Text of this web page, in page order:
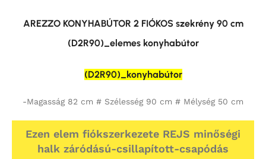
AREZZO KONYHABÚTOR 2 FIÓKOS szekrény 90 cm
(D2R90)_elemes konyhabútor
(D2R90)_konyhabútor
-Magasság 82 cm # Szélesség 90 cm # Mélység 50 cm
Ezen elem fiókszerkezete REJS minőségi
halk záródású-csillapított-csapódás